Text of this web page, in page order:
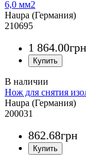
6,0 мм2
Haupa (Германия)
210695
1 864.00грн
Нож для снятия
Haupa (Германия)
200031
862.68грн